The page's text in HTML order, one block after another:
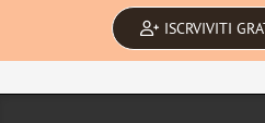
ISCRVIVITI